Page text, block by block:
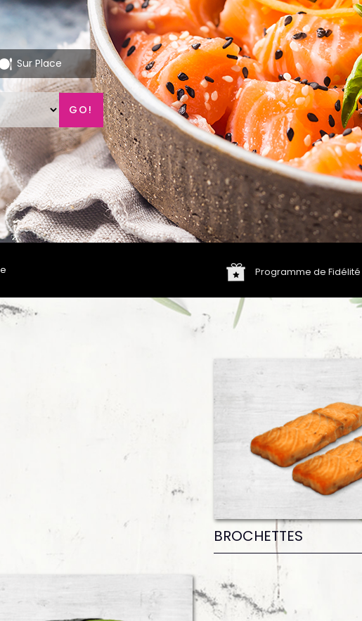
Sur Place
GO!
Programme de Fidélité
BROCHETTES